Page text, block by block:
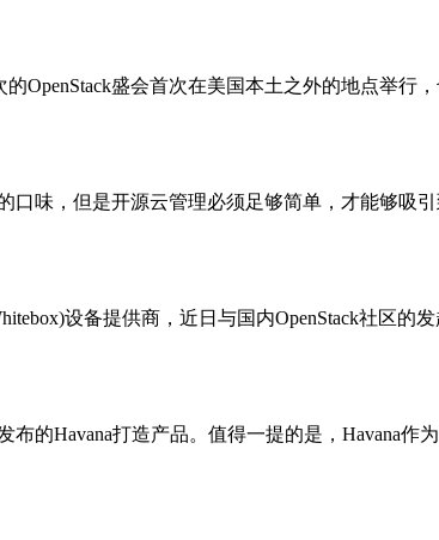
盛会首次在美国本土之外的地点举行
口味，但是开源云管理必须足够简单，才能够
设备提供商，近日与国内OpenStack社区的发
Havana打造产品。值得一提的是，Havana作